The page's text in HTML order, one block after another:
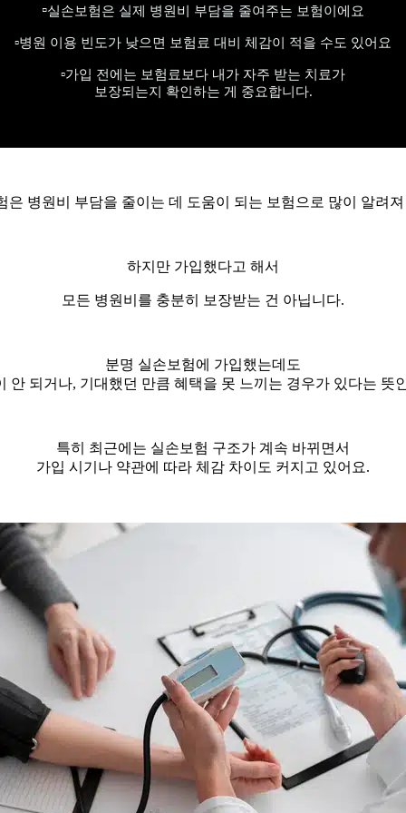
▫️실손보험은 실제 병원비 부담을 줄여주는 보험이에요
▫️병원 이용 빈도가 낮으면 보험료 대비 체감이 적을 수도 있어요
▫️가입 전에는 보험료보다 내가 자주 받는 치료가
보장되는지 확인하는 게 중요합니다.
은 병원비 부담을 줄이는 데 도움이 되는 보험으로 많이 알려
하지만 가입했다고 해서
모든 병원비를 충분히 보장받는 건 아닙니다.
분명 실손보험에 가입했는데도
안 되거나, 기대했던 만큼 혜택을 못 느끼는 경우가 있다는 뜻
특히 최근에는 실손보험 구조가 계속 바뀌면서
가입 시기나 약관에 따라 체감 차이도 커지고 있어요.